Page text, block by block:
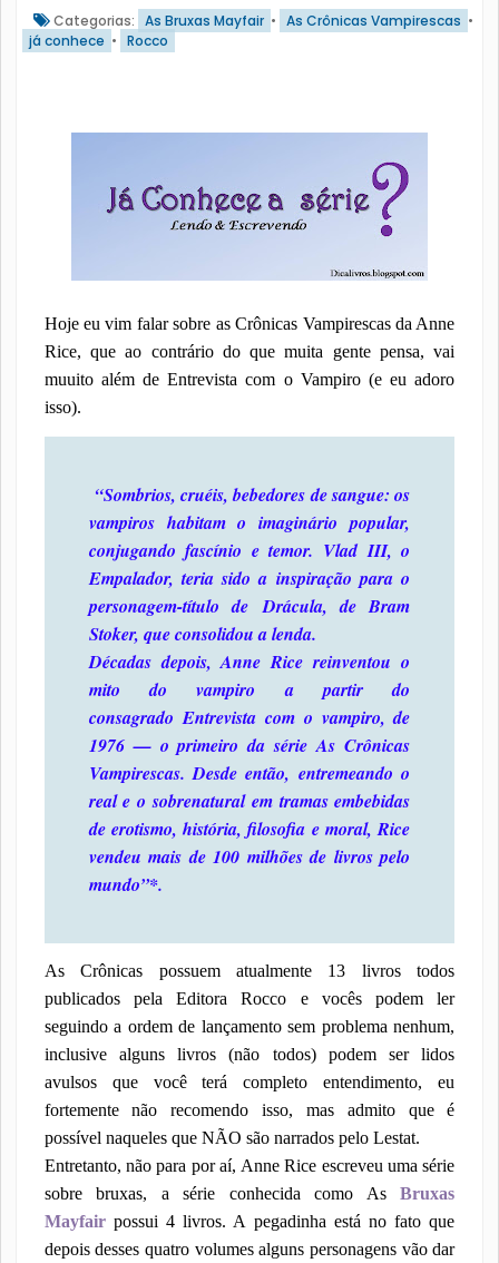
Categorias: As Bruxas Mayfair • As Crônicas Vampirescas •
já conhece • Rocco
Hoje eu vim falar sobre as Crônicas Vampirescas da Anne
Rice, que ao contrário do que muita gente pensa, vai
muuito além de Entrevista com o Vampiro (e eu adoro
isso).
“Sombrios, cruéis, bebedores de sangue: os
vampiros habitam o imaginário popular,
conjugando fascínio e temor. Vlad III, o
Empalador, teria sido a inspiração para o
personagem-título deDrácula, de Bram
Stoker, que consolidou a lenda.
Décadas depois, Anne Rice reinventou o
mito do vampiro a partir do
consagradoEntrevista com o vampiro, de
1976 — o primeiro da série As Crônicas
Vampirescas. Desde então, entremeando o
real e o sobrenatural em tramas embebidas
de erotismo, história, filosofia e moral, Rice
vendeu mais de 100 milhões de livros pelo
mundo”*.
As Crônicas possuem atualmente 13 livros todos
publicados pela Editora Rocco e vocês podem ler
seguindo a ordem de lançamento sem problema nenhum,
inclusive alguns livros (não todos) podem ser lidos
avulsos que você terá completo entendimento, eu
fortemente não recomendo isso, mas admito que é
possível naqueles que NÃO são narrados pelo Lestat.
Entretanto, não para por aí, Anne Rice escreveu uma série
sobre bruxas, a série conhecida como AsBruxas
Mayfairpossui 4 livros. A pegadinha está no fato que
depois desses quatro volumes alguns personagens vão dar